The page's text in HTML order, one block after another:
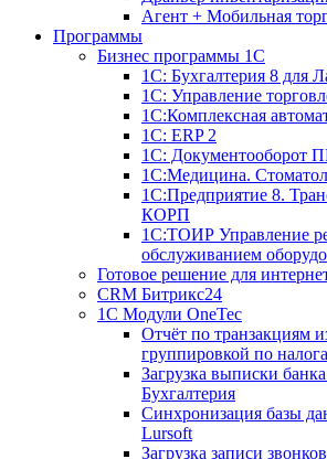
Агент + Мобильная
Программы
Бизнес программы 1С
1С: Бухгалтерия 8 для
1С: Управление
1C:Комплексная
1С: ERP 2
1С: Документооборот
1С:Медицина.
1С:Предприятие 8.
КОРП
1С:ТОИР Управление
обслуживанием
Готовое решение для
CRM Битрикс24
1C Модули OneTec
Отчёт по транзакциям
группировкой по
Загрузка выписки
Бухгалтерия
Синхронизация базы
Lursoft
Загрузка записи